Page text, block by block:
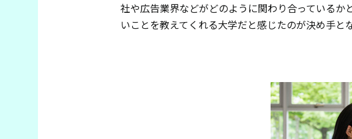
社や広告業界などがどのように関わり合っている
いことを教えてくれる大学だと感じたのが決め手と